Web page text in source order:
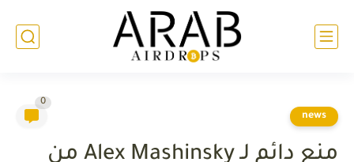
news
0
منع دائم لـ Alex Mashinsky من